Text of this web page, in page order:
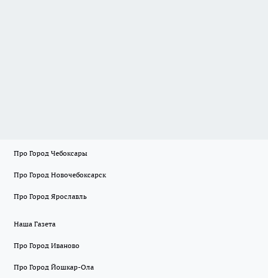
Про Город Чебоксары
Про Город Новочебоксарск
Про Город Ярославль
Наша Газета
Про Город Иваново
Про Город Йошкар-Ола